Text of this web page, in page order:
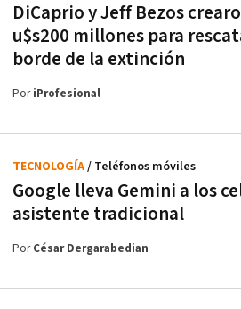
DiCaprio y Jeff Bezos
u$s200 millones para
borde de la extinción
PoriProfesional
Google lleva Gemini a los
asistente tradicional
TECNOLOGÍA/ Teléfonos móviles
PorCésar Dergarabedian